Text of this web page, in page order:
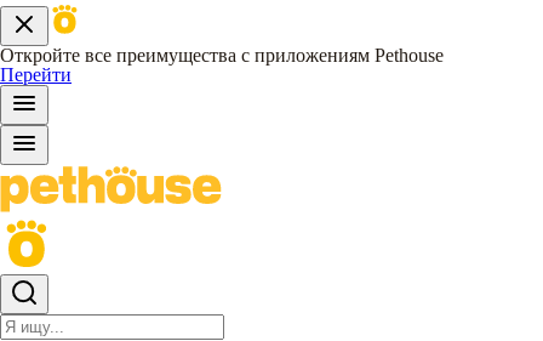
Откройте все преимущества с приложениям Pethouse
Перейти